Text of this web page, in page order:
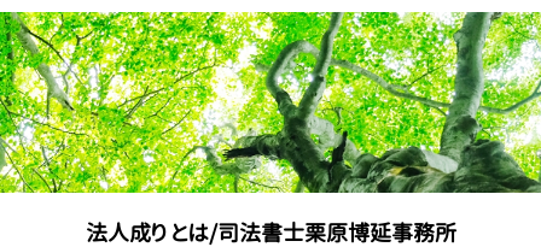
法人成り とは/司法書士栗原博延事務所